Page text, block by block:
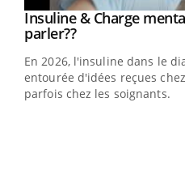
Youtube
Insuline & Charge
parler??Youtube
En 2026, l'insuline dans le
entourée d'idées reçues
parfois chez les soignants.